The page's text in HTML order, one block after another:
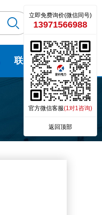
联系我们
立即免费询价(微信同号)
13971566988
官方微信客服(1对1咨询)
返回顶部